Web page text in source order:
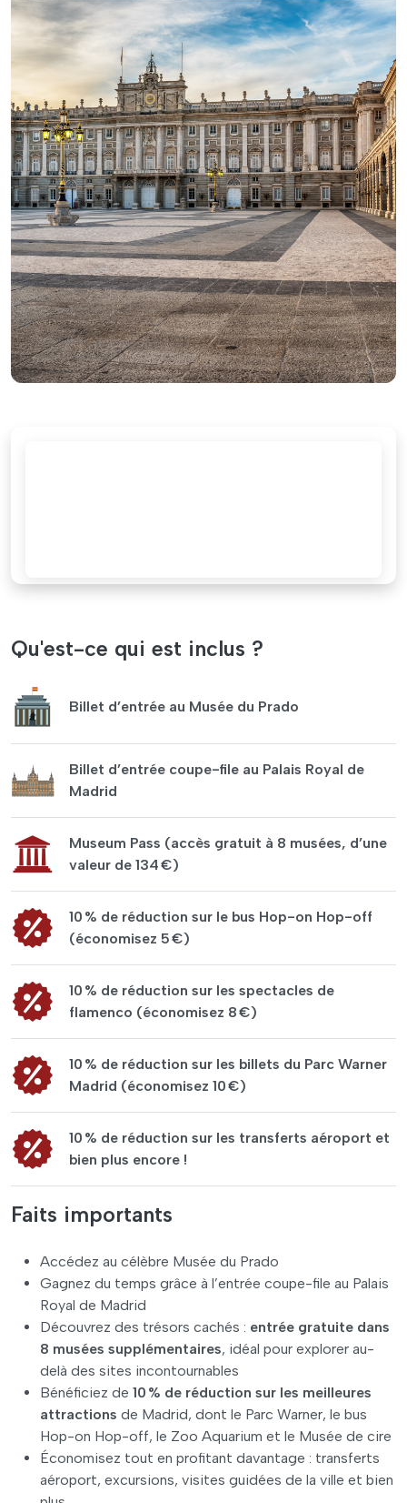
Qu'est-ce qui est inclus ?
Billet d’entrée au Musée du Prado
Billet d’entrée coupe-file au Palais Royal de
Madrid
Museum Pass (accès gratuit à 8 musées, d’une
valeur de 134 €)
10 % de réduction sur le bus Hop-on Hop-off
(économisez 5 €)
10 % de réduction sur les spectacles de
flamenco (économisez 8 €)
10 % de réduction sur les billets du Parc Warner
Madrid (économisez 10 €)
10 % de réduction sur les transferts aéroport et
bien plus encore !
Faits importants
Accédez au célèbre Musée du Prado
Gagnez du temps grâce à l’entrée coupe-file au Palais
Royal de Madrid
Découvrez des trésors cachés : entrée gratuite dans
8 musées supplémentaires, idéal pour explorer au-
delà des sites incontournables
Bénéficiez de 10 % de réduction sur les meilleures
attractions de Madrid, dont le Parc Warner, le bus
Hop-on Hop-off, le Zoo Aquarium et le Musée de cire
Économisez tout en profitant davantage : transferts
aéroport, excursions, visites guidées de la ville et bien